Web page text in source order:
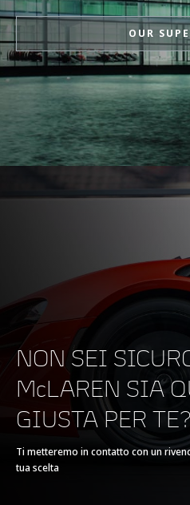
Potenza massima
Coppia massima
Cilindrata
Tipo
Tecnologia
OUR
NON SEI
McLAREN SIA
GIUSTA PER TE?
Ti metteremo in contatto con un
tua scelta